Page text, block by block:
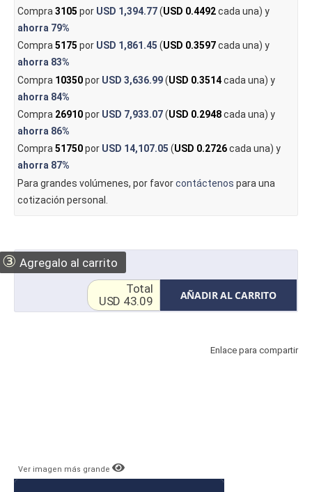
Compra 3105 por USD 1,394.77(USD 0.4492cada una) y
ahorra 79%
Compra5175 por USD 1,861.45 (USD 0.3597cada una) y
ahorra 83%
Compra 10350por USD 3,636.99(USD 0.3514cada una) y
ahorra 84%
Compra 26910por USD 7,933.07(USD 0.2948cada una) y
ahorra 86%
Compra51750por USD 14,107.05 (USD 0.2726cada una) y
ahorra 87%
Para grandes volúmenes, por favorcontáctenos para una
cotización personal.
③ Agregalo al carrito
AÑADIR AL CARRITO
Total
USD 43.09
Enlace para compartir
Ver imagen más grande